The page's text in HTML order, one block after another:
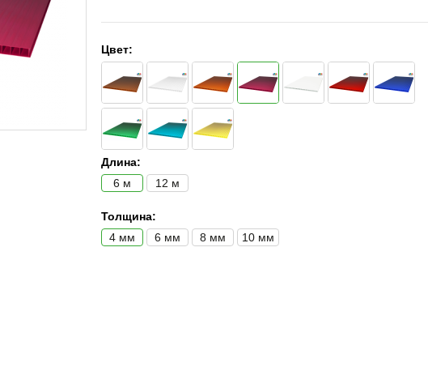
Цвет:
Длина:
6 м
12 м
Толщина:
4 мм
6 мм 8 мм 10 мм